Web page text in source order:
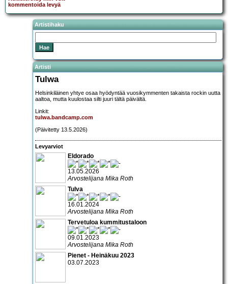
kommentoida levyä
Artistihaku
Artisti
Tulwa
Helsinkiläinen yhtye osaa hyödyntää vuosikymmenten takaista rockin uutta
aaltoa, mutta kuulostaa silti juuri tältä päivältä.
Linkit:
tulwa.bandcamp.com
(Päivitetty 13.5.2026)
Levyarviot
Eldorado
13.05.2026
Arvostelijana Mika Roth
Tulva
16.01.2024
Arvostelijana Mika Roth
Tervetuloa kummitustaloon
09.01.2023
Arvostelijana Mika Roth
Pienet - Heinäkuu 2023
03.07.2023